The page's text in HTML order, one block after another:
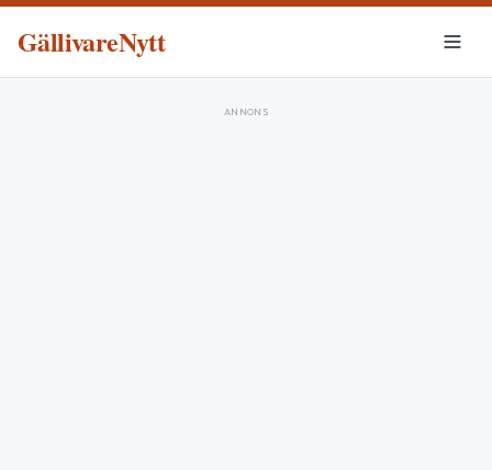
GällivareNytt
ANNONS